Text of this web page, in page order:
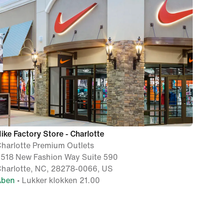
Factory Store - Charlotte
Premium Outlets
New Fashion Way Suite 590
NC, 28278-0066, US
• Lukker klokken 21.00